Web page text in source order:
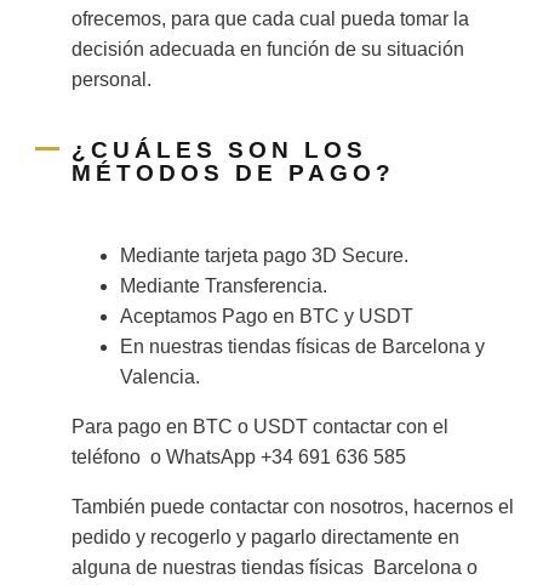
ofrecemos, para que cada cual pueda tomar la
decisión adecuada en función de su situación
personal.
¿CUÁLES SON LOS
MÉTODOS DE PAGO?
Mediante tarjeta pago 3D Secure.
Mediante Transferencia.
Aceptamos Pago en BTC y USDT
En nuestras tiendas físicas de Barcelona y
Valencia.
Para pago en BTC o USDT contactar con el
teléfono o WhatsApp +34 691 636 585
También puede contactar con nosotros, hacernos el
pedido y recogerlo y pagarlo directamente en
alguna de nuestras tiendas físicas Barcelona o